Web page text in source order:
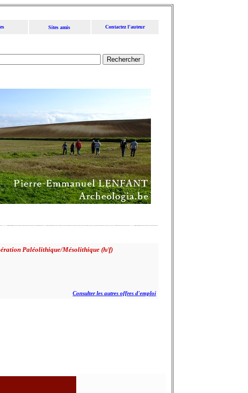
Sites amis Contactez l'auteur
Paléolithique/Mésolithique (h/f)
Consulter les autres offres d'emploi